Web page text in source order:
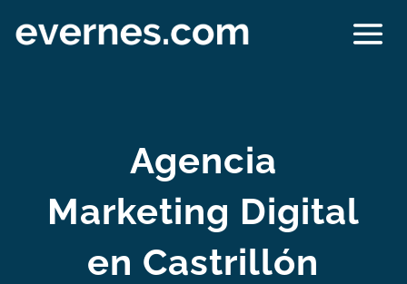
Agencia
Marketing Digital
en Castrillón